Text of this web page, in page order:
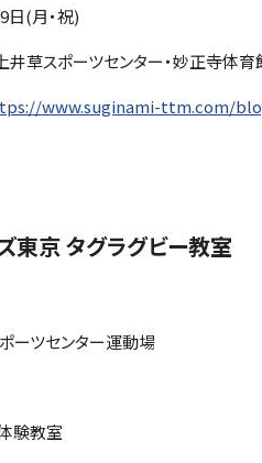
(月・祝)
草スポーツセンター・妙正寺体育
www.suginami-ttm.com/
東京 タグラグビー教室
ーツセンター運動場
験教室